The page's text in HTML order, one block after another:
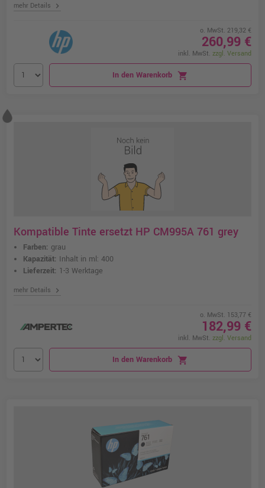
mehr Details chevron_right
o. MwSt. 219,32 €
260,99 €
inkl. MwSt. zzgl. Versand
In den Warenkorb shopping_cart
Kompatible Tinte ersetzt HP CM995A 761 grey
Farben: grau
Kapazität: Inhalt in ml: 400
Lieferzeit: 1-3 Werktage
mehr Details chevron_right
o. MwSt. 153,77 €
182,99 €
inkl. MwSt. zzgl. Versand
In den Warenkorb shopping_cart